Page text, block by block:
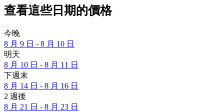
查看這些日期的價格
今晚
8 月 9 日 - 8 月 10 日
明天
8 月 10 日 - 8 月 11 日
下週末
8 月 14 日 - 8 月 16 日
2 週後
8 月 21 日 - 8 月 23 日